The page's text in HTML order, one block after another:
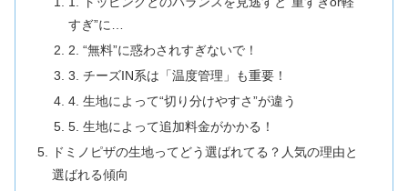
すぎ”に…
2. “無料”に惑わされすぎないで！
3. チーズIN系は「温度管理」も重要！
4. 生地によって“切り分けやすさ”が違う
5. 生地によって追加料金がかかる！
ドミノピザの生地ってどう選ばれてる？人気の理由と
選ばれる傾向